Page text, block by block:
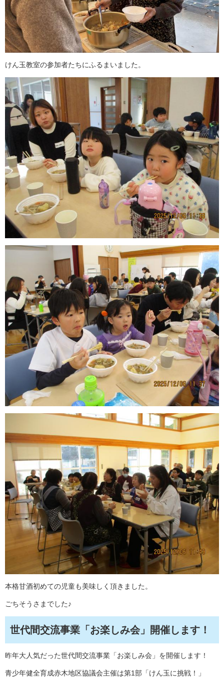
けん玉教室の参加者たちにふるまいました。
本格甘酒初めての児童も美味しく頂きました。
ごちそうさまでした♪
世代間交流事業「お楽しみ会」開催します！
昨年大人気だった世代間交流事業「お楽しみ会」を開催します！
青少年健全育成赤木地区協議会主催は第1部「けん玉に挑戦！」